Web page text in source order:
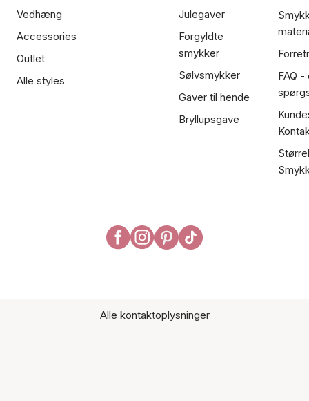
Vedhæng
Accessories
Outlet
Alle styles
Julegaver
Forgyldte
smykker
Sølvsmykker
Gaver til hende
Bryllupsgave
FAQ
Alle kontaktoplysninger